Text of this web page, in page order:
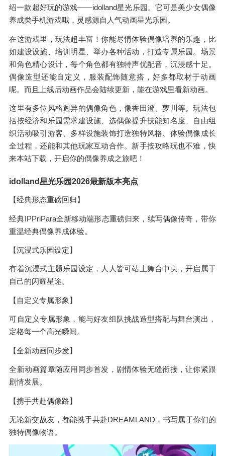
绍一款超好玩的游戏——idolland星光乐园。它可是美少女偶像
养成类手机游戏哦，灵感源自人气动画星光乐园。
在这游戏里，玩法超丰富！你能尽情体验偶像培养的乐趣，比
如建设设施、培训明星、举办各种活动，打造专属乐园。场景
和角色精心设计，每个角色都有独特声优配音，沉浸感十足。
偶像造型还能自定义，服装配饰随意搭，好多都取材于动画
呢。而且上线后动画作品会陆续更新，能在游戏里看新动画。
这里有多位风格迥异的偶像角色，像香田澄、萝川等。玩法包
括按经济和乐园需求建设施、选偶像提升技能知名度、自由组
织活动吸引游客、多样设施装饰打造独特风格、体验偶像成长
全过程，还能和其他玩家互动合作。新手按攻略玩也不难，快
来本站下载，开启你的偶像养成之旅吧！
idolland星光乐园2026最新版本亮点
【经典形态重磅回归】
经典IPPriPara全新移动端形态重磅归来，续写偶像传奇，带你
重温经典偶像养成体验。
【沉浸式乐园设定】
有着沉浸式主题乐园设定，人人皆可站上舞台中央，开启属于
自己的闪耀星途。
【自定义专属形象】
可自定义专属形象，能与好友组队挑战造型搭配与舞台演出，
定格每一个高光瞬间。
【全新动画同步发】
全新动画篇章随应用同步首发，剧情体验无缝衔接，让你紧跟
剧情发展。
【携手共赴偶像路】
无论新交故友，都能携手共赴DREAMLAND，书写属于你们的
独特偶像物语。